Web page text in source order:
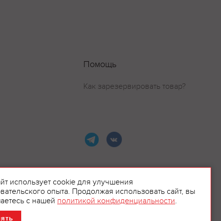
Помощь
Как зарезервировать товар?
использует cookie для улучшения
опыта. Продолжая использовать сайт, вы
с нашей политикой конфиденциальности.